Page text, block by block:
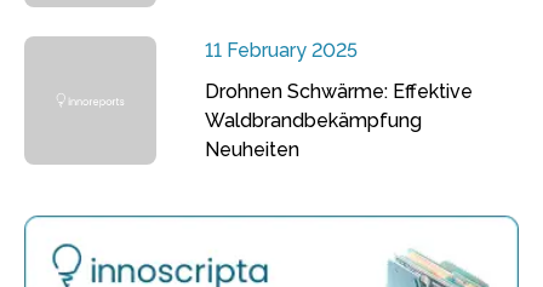
11 February 2025
Drohnen Schwärme: Effektive
Waldbrandbekämpfung
Neuheiten